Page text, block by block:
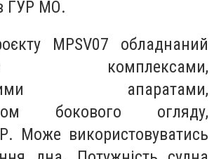
ГУР МО.
MPSV07 обладнаний
комплексами,
апаратами,
бокового огляду,
Може використовуватись